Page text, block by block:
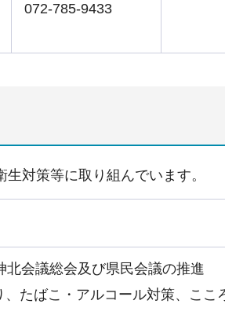
072-785-9433
対策等に取り組んでいます。
会議総会及び県民会議の推進
たばこ・アルコール対策、ここ